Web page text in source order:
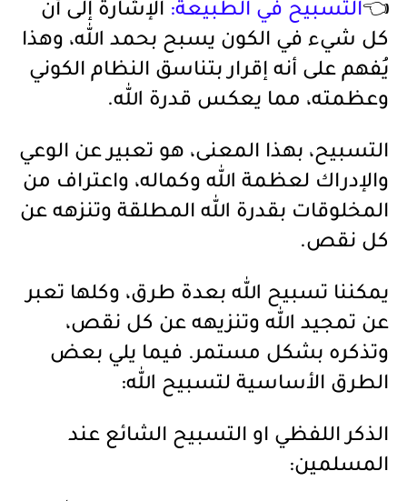
👈التسبيح في الطبيعة: الإشارة إلى أن
كل شيء في الكون يسبح بحمد الله، وهذا
يُفهم على أنه إقرار بتناسق النظام الكوني
وعظمته، مما يعكس قدرة الله.
التسبيح، بهذا المعنى، هو تعبير عن الوعي
والإدراك لعظمة الله وكماله، واعتراف من
المخلوقات بقدرة الله المطلقة وتنزهه عن
كل نقص.
يمكننا تسبيح الله بعدة طرق، وكلها تعبر
عن تمجيد الله وتنزيهه عن كل نقص،
وتذكره بشكل مستمر. فيما يلي بعض
الطرق الأساسية لتسبيح الله:
الذكر اللفظي او التسبيح الشائع عند
المسلمين: